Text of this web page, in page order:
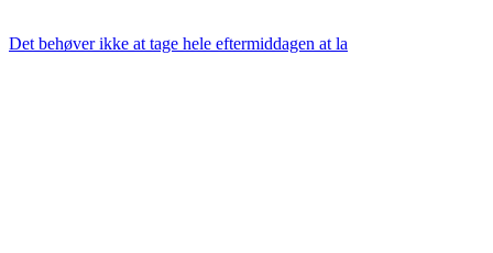
Det behøver ikke at tage hele eftermiddagen at la